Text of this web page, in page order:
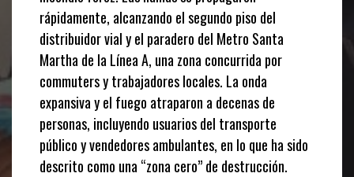
rápidamente, alcanzando el segundo piso del
distribuidor vial y el paradero del Metro Santa
Martha de la Línea A, una zona concurrida por
commuters y trabajadores locales. La onda
expansiva y el fuego atraparon a decenas de
personas, incluyendo usuarios del transporte
público y vendedores ambulantes, en lo que ha sido
descrito como una “zona cero” de destrucción.